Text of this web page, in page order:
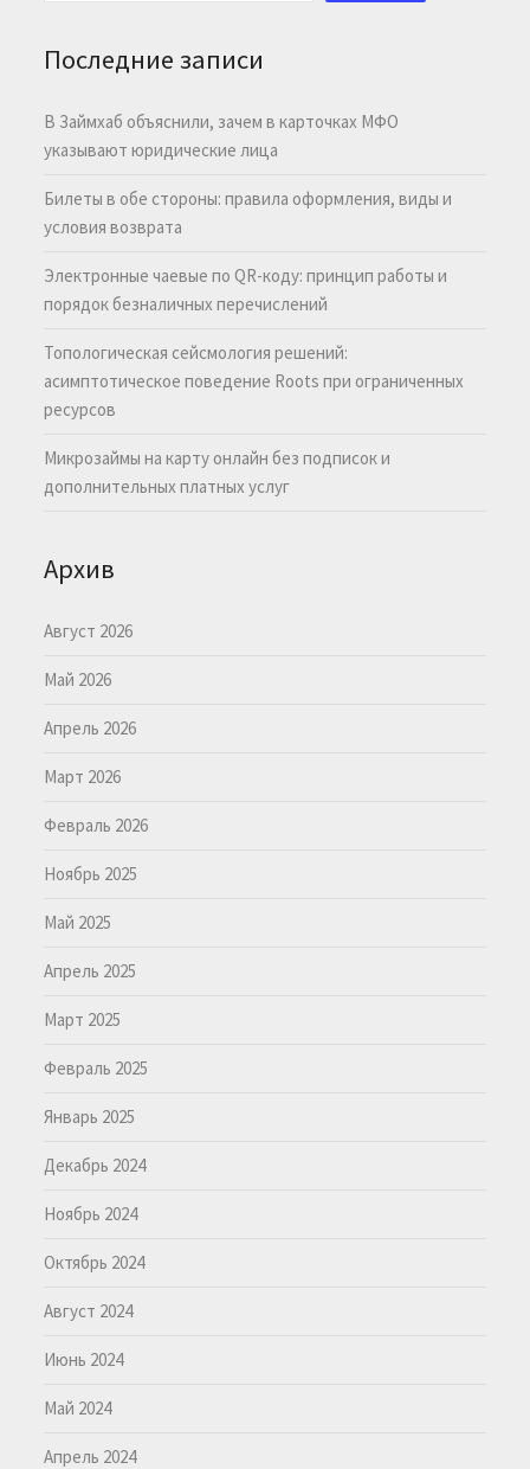
Последние записи
В Займхаб объяснили, зачем в карточках МФО
указывают юридические лица
Билеты в обе стороны: правила оформления, виды и
условия возврата
Электронные чаевые по QR-коду: принцип работы и
порядок безналичных перечислений
Топологическая сейсмология решений:
асимптотическое поведение Roots при ограниченных
ресурсов
Микрозаймы на карту онлайн без подписок и
дополнительных платных услуг
Архив
Август 2026
Май 2026
Апрель 2026
Март 2026
Февраль 2026
Ноябрь 2025
Май 2025
Апрель 2025
Март 2025
Февраль 2025
Январь 2025
Декабрь 2024
Ноябрь 2024
Октябрь 2024
Август 2024
Июнь 2024
Май 2024
Апрель 2024